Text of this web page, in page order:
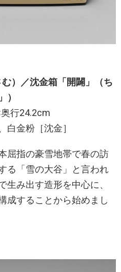
）／沈金箱「開闢」（ち
）
行24.2cm
白金粉［沈金］
屈指の豪雪地帯で春の訪
る「雪の大谷」と言われ
生み出す造形を中心に、
成することから始めまし